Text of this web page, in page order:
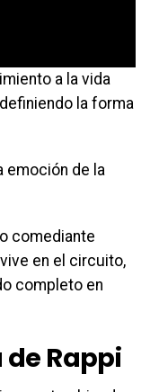
a la vida
la forma
emoción de la
comediante
en el circuito,
completo en
Rappi